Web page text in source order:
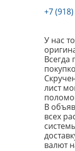
+7
У нас
Всегда
лист
В
всех
валют